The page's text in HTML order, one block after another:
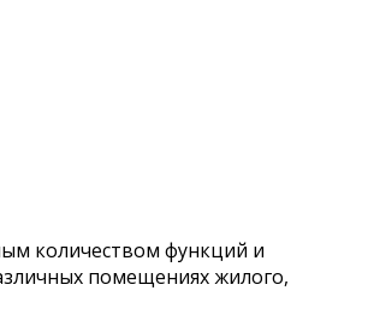
количеством функций и
помещениях жилого,